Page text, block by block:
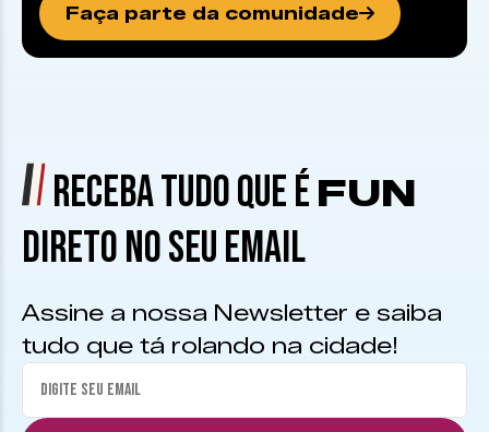
Faça parte da comunidade
RECEBA TUDO QUE É FUN
DIRETO NO SEU EMAIL
Assine a nossa Newsletter e saiba
tudo que tá rolando na cidade!